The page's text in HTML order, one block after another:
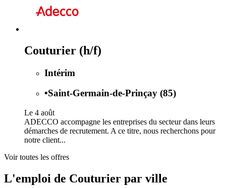
Couturier (h/f)
Intérim
•Saint-Germain-de-Prinçay (85)
Le 4 août
ADECCO accompagne les entreprises du secteur dans leurs
démarches de recrutement. A ce titre, nous recherchons pour
notre client...
Voir toutes les offres
L'emploi de Couturier par ville